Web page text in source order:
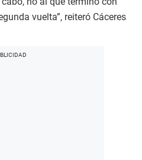
vuelta”, reiteró Cáceres